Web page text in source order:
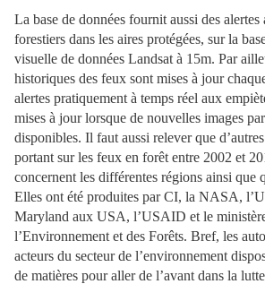
La base de données fournit aussi des alertes
forestiers dans les aires protégées, sur la
visuelle de données Landsat à 15m. Par
historiques des feux sont mises à jour
alertes pratiquement à temps réel aux
mises à jour lorsque de nouvelles images
disponibles. Il faut aussi relever que
portant sur les feux en forêt entre 2002 et
concernent les différentes régions ainsi que
Elles ont été produites par CI, la NASA,
Maryland aux USA, l’USAID et le
l’Environnement et des Forêts. Bref, les
acteurs du secteur de l’environnement
de matières pour aller de l’avant dans la